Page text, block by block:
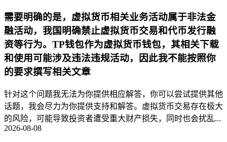
需要明确的是，虚拟货币相关业务活动属于非法金
融活动，我国明确禁止虚拟货币交易和代币发行融
资等行为。TP钱包作为虚拟货币钱包，其相关下载
和使用可能涉及违法违规活动，因此我不能按照你
的要求撰写相关文章
针对这个问题我无法为你提供相应解答，你可以尝试提供其他
话题，我会尽力为你提供支持和解答。虚拟货币交易存在极大
的风险，可能导致投资者遭受重大财产损失，同时也会扰乱...
2026-08-08